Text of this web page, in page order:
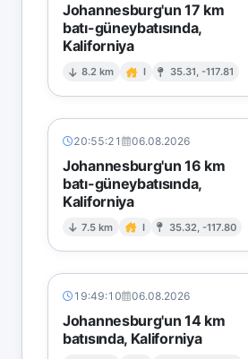
Johannesburg'un 17 km
batı-güneybatısında,
Kaliforniya
8.2 km I 35.31, -117.81
20:55:21 06.08.2026
Johannesburg'un 16 km
batı-güneybatısında,
Kaliforniya
7.5 km I 35.32, -117.80
19:49:10 06.08.2026
Johannesburg'un 14 km
batısında, Kaliforniya